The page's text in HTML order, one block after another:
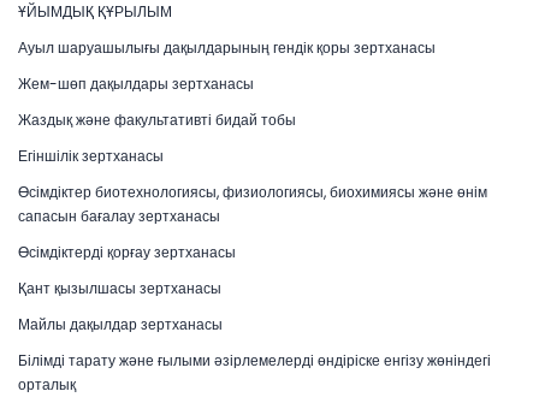
ҰЙЫМДЫҚ ҚҰРЫЛЫМ
Ауыл шаруашылығы дақылдарының гендік қоры зертханасы
Жем-шөп дақылдары зертханасы
Жаздық және факультативті бидай тобы
Егіншілік зертханасы
Өсімдіктер биотехнологиясы, физиологиясы, биохимиясы және өнім
сапасын бағалау зертханасы
Өсімдіктерді қорғау зертханасы
Қант қызылшасы зертханасы
Майлы дақылдар зертханасы
Білімді тарату және ғылыми әзірлемелерді өндіріске енгізу жөніндегі
орталық